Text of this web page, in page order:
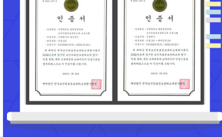
공지사항
2026-2학기 수강신청 안내(매뉴얼, 수강신청 FAQ) 2026-07-10